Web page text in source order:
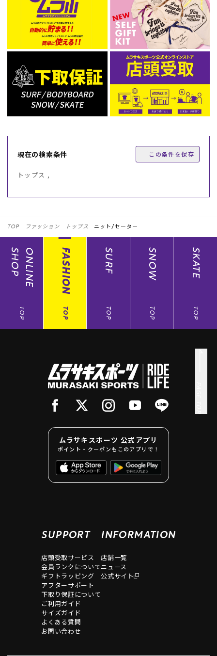
現在の検索条件 この条件を保存
トップス ,
TOP ファッション トップス ニット/セーター
ONLINE
SHOP
TOP
FASHION
TOP
SURF
TOP
SNOW
TOP
SKATE
TOP
ムラサキスポーツ 公式アプリ
ポイント・クーポンもこのアプリで！
SUPPORT
店頭受取サービス
会員ランクについて
ギフトラッピング
アフターサポート
下取り保証について
ご利用ガイド
サイズガイド
よくある質問
お問い合わせ
INFORMATION
店舗一覧
ニュース
公式サイト